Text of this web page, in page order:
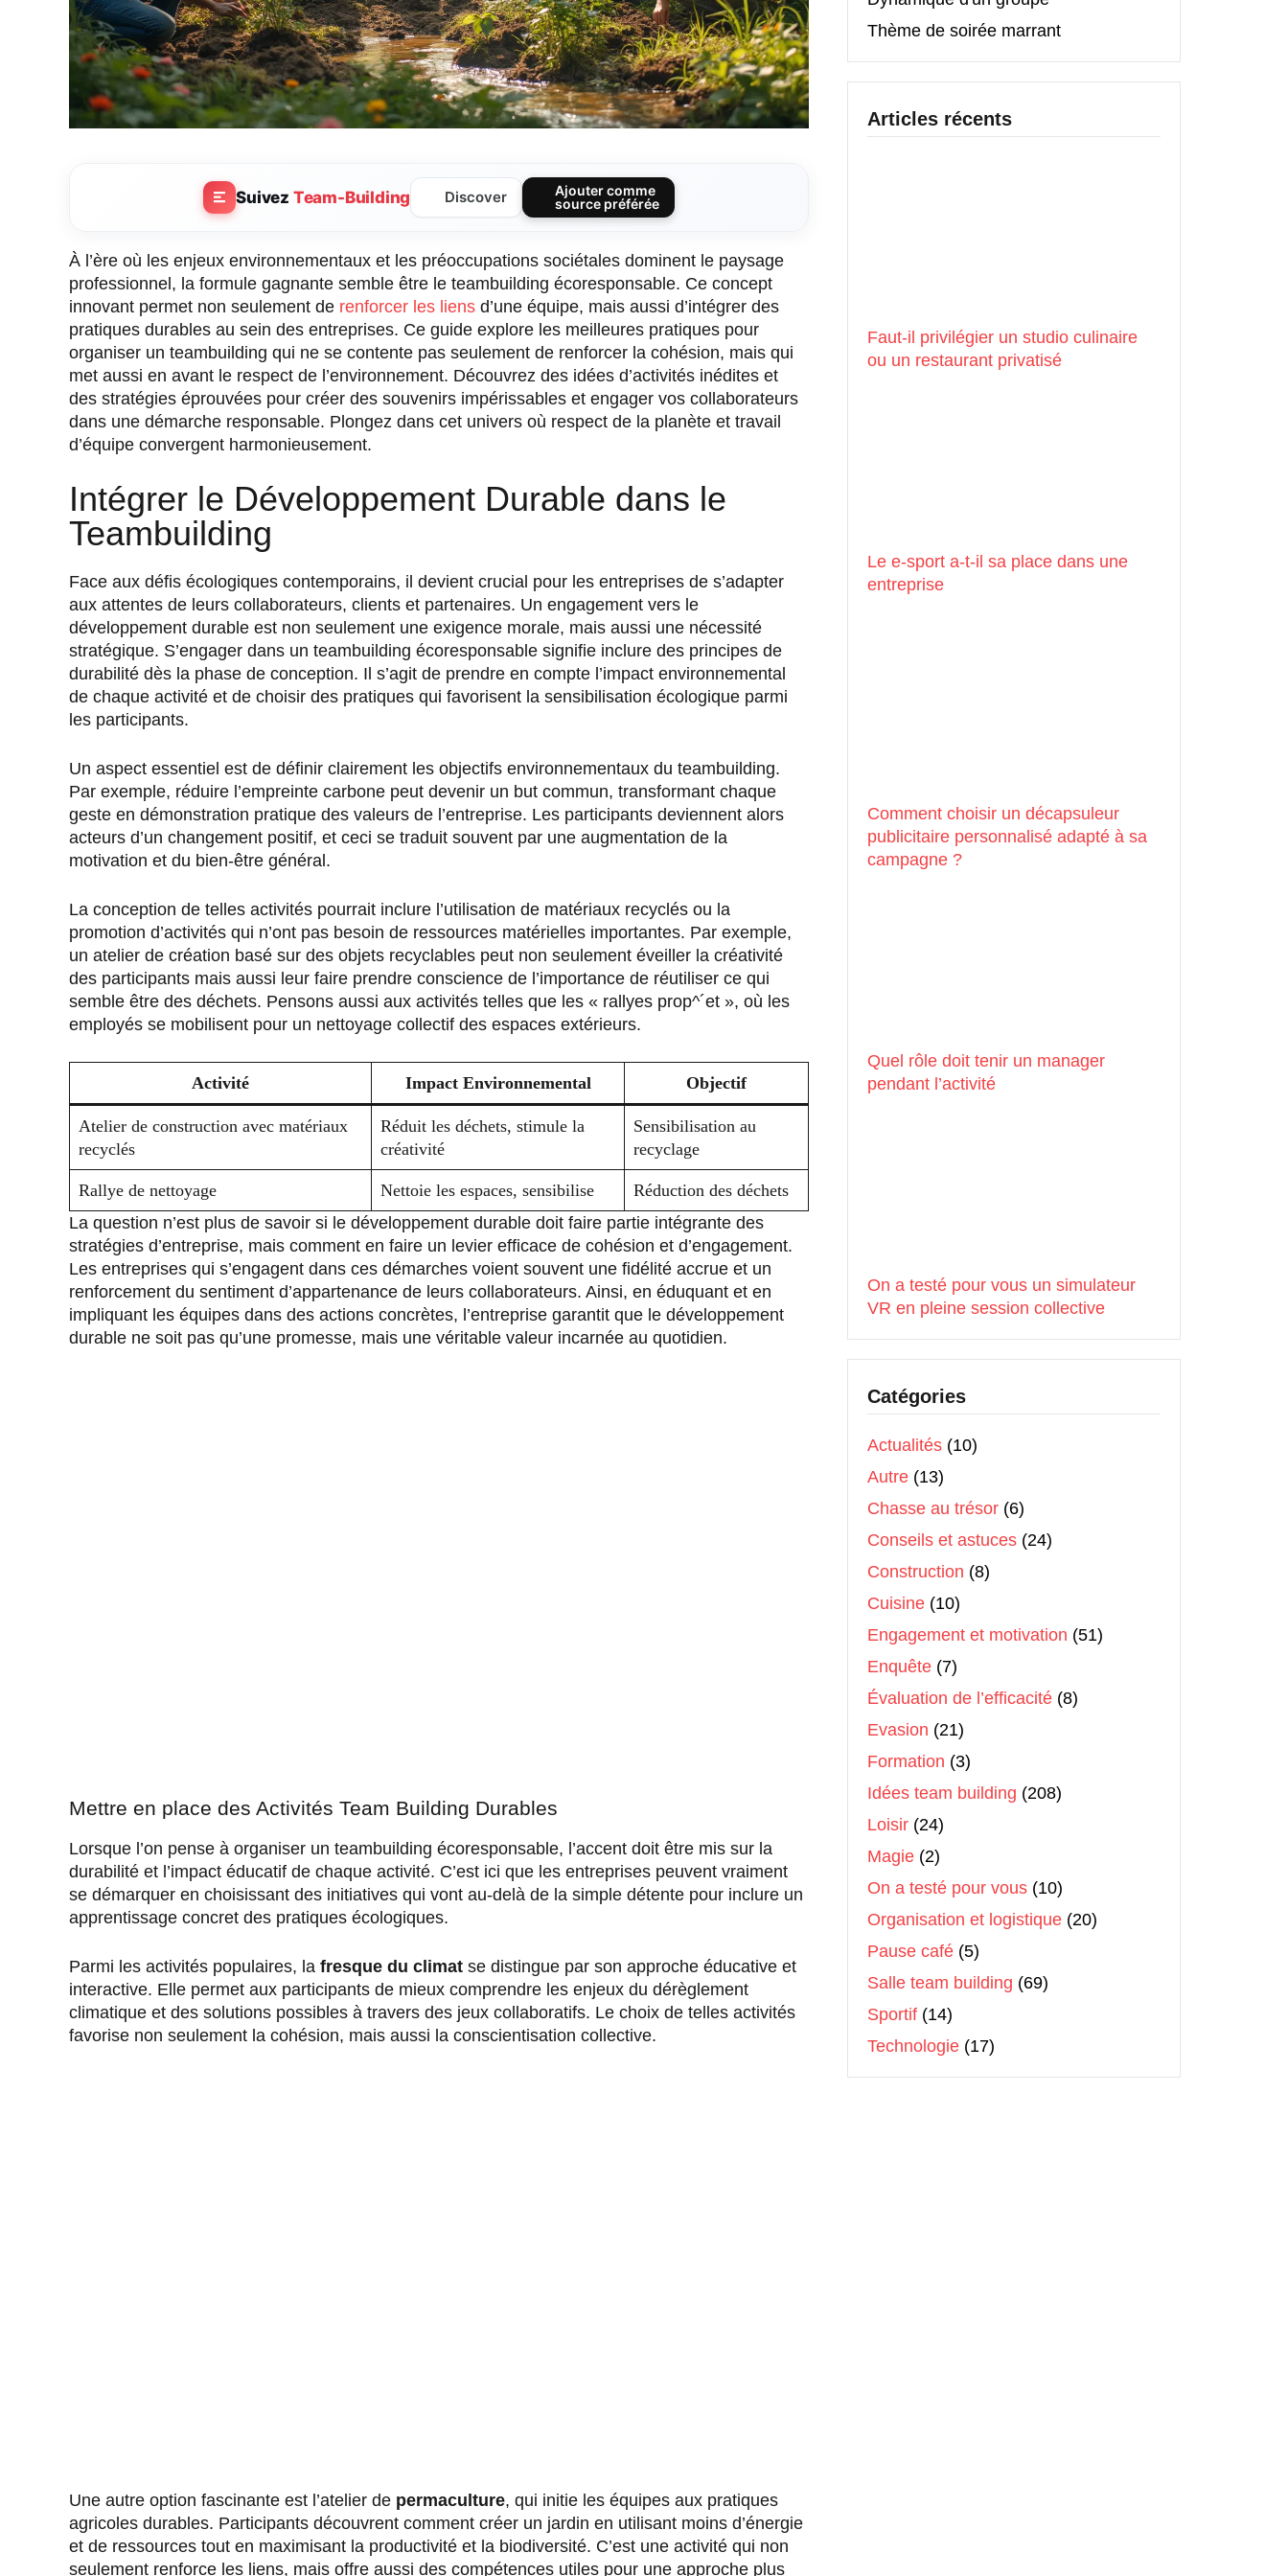
Suivez Team-Building Discover
Ajouter comme
source préférée
À l’ère où les enjeux environnementaux et les préoccupations sociétales dominent le paysage
professionnel, la formule gagnante semble être le teambuilding écoresponsable. Ce concept
innovant permet non seulement de renforcer les liens d’une équipe, mais aussi d’intégrer des
pratiques durables au sein des entreprises. Ce guide explore les meilleures pratiques pour
organiser un teambuilding qui ne se contente pas seulement de renforcer la cohésion, mais qui
met aussi en avant le respect de l’environnement. Découvrez des idées d’activités inédites et
des stratégies éprouvées pour créer des souvenirs impérissables et engager vos collaborateurs
dans une démarche responsable. Plongez dans cet univers où respect de la planète et travail
d’équipe convergent harmonieusement.
Intégrer le Développement Durable dans le
Teambuilding
Face aux défis écologiques contemporains, il devient crucial pour les entreprises de s’adapter
aux attentes de leurs collaborateurs, clients et partenaires. Un engagement vers le
développement durable est non seulement une exigence morale, mais aussi une nécessité
stratégique. S’engager dans un teambuilding écoresponsable signifie inclure des principes de
durabilité dès la phase de conception. Il s’agit de prendre en compte l’impact environnemental
de chaque activité et de choisir des pratiques qui favorisent la sensibilisation écologique parmi
les participants.
Un aspect essentiel est de définir clairement les objectifs environnementaux du teambuilding.
Par exemple, réduire l’empreinte carbone peut devenir un but commun, transformant chaque
geste en démonstration pratique des valeurs de l’entreprise. Les participants deviennent alors
acteurs d’un changement positif, et ceci se traduit souvent par une augmentation de la
motivation et du bien-être général.
La conception de telles activités pourrait inclure l’utilisation de matériaux recyclés ou la
promotion d’activités qui n’ont pas besoin de ressources matérielles importantes. Par exemple,
un atelier de création basé sur des objets recyclables peut non seulement éveiller la créativité
des participants mais aussi leur faire prendre conscience de l’importance de réutiliser ce qui
semble être des déchets. Pensons aussi aux activités telles que les « rallyes prop^´et », où les
employés se mobilisent pour un nettoyage collectif des espaces extérieurs.
Activité Impact Environnemental Objectif
Atelier de construction avec matériaux
recyclés
Réduit les déchets, stimule la
créativité
Sensibilisation au
recyclage
Rallye de nettoyage Nettoie les espaces, sensibilise
Réduction des déchets
La question n’est plus de savoir si le développement durable doit faire partie intégrante des
stratégies d’entreprise, mais comment en faire un levier efficace de cohésion et d’engagement.
Les entreprises qui s’engagent dans ces démarches voient souvent une fidélité accrue et un
renforcement du sentiment d’appartenance de leurs collaborateurs. Ainsi, en éduquant et en
impliquant les équipes dans des actions concrètes, l’entreprise garantit que le développement
durable ne soit pas qu’une promesse, mais une véritable valeur incarnée au quotidien.
Mettre en place des Activités Team Building Durables
Lorsque l’on pense à organiser un teambuilding écoresponsable, l’accent doit être mis sur la
durabilité et l’impact éducatif de chaque activité. C’est ici que les entreprises peuvent vraiment
se démarquer en choisissant des initiatives qui vont au-delà de la simple détente pour inclure un
apprentissage concret des pratiques écologiques.
Parmi les activités populaires, la fresque du climat se distingue par son approche éducative et
interactive. Elle permet aux participants de mieux comprendre les enjeux du dérèglement
climatique et des solutions possibles à travers des jeux collaboratifs. Le choix de telles activités
favorise non seulement la cohésion, mais aussi la conscientisation collective.
Une autre option fascinante est l’atelier de permaculture, qui initie les équipes aux pratiques
agricoles durables. Participants découvrent comment créer un jardin en utilisant moins d’énergie
et de ressources tout en maximisant la productivité et la biodiversité. C’est une activité qui non
seulement renforce les liens, mais offre aussi des compétences utiles pour une approche plus
Thème de soirée marrant
Articles récents
Faut-il privilégier un studio culinaire
ou un restaurant privatisé
Le e-sport a-t-il sa place dans une
entreprise
Comment choisir un décapsuleur
publicitaire personnalisé adapté à sa
campagne ?
Quel rôle doit tenir un manager
pendant l’activité
On a testé pour vous un simulateur
VR en pleine session collective
Catégories
Actualités (10)
Autre (13)
Chasse au trésor (6)
Conseils et astuces (24)
Construction (8)
Cuisine (10)
Engagement et motivation (51)
Enquête (7)
Évaluation de l’efficacité (8)
Evasion (21)
Formation (3)
Idées team building (208)
Loisir (24)
Magie (2)
On a testé pour vous (10)
Organisation et logistique (20)
Pause café (5)
Salle team building (69)
Sportif (14)
Technologie (17)